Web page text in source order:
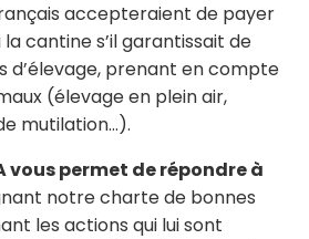
accepteraient de payer
cantine s’il garantissait de
d’élevage, prenant en compte
(élevage en plein air,
mutilation…).
vous permet de répondre à
notre charte de bonnes
les actions qui lui sont